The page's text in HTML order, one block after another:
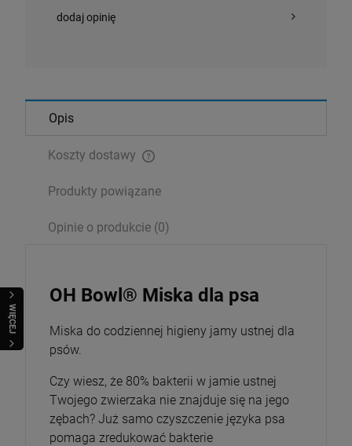
WIĘCEJ
dodaj opinię
Opis
Koszty dostawy
Produkty powiązane
Opinie o produkcie (0)
OH Bowl® Miska dla psa
Miska do codziennej higieny jamy ustnej dla
psów.
Czy wiesz, że 80% bakterii w jamie ustnej
Twojego zwierzaka nie znajduje się na jego
zębach? Już samo czyszczenie języka psa
pomaga zredukować bakterie